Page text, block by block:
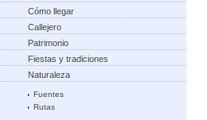
Cómo llegar
Callejero
Patrimonio
Fiestas y tradiciones
Naturaleza
Fuentes
Rutas